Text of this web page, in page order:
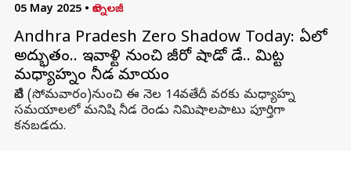
05 May 2025 • టెక్నాలజీ
Andhra Pradesh Zero Shadow Today: ఏపీలో
అద్భుతం.. ఇవాళ్టి నుంచి జీరో షాడో డే.. మిట్ట
మధ్యాహ్నం నీడ మాయం
నేటి (సోమవారం)నుంచి ఈ నెల 14వతేదీ వరకు మధ్యాహ్న
సమయాలలో మనిషి నీడ రెండు నిమిషాలపాటు పూర్తిగా
కనబడదు.